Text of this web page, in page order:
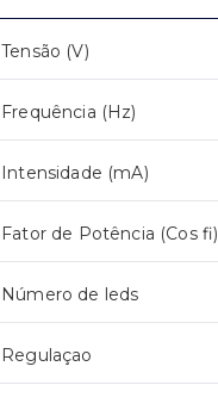
Tensão (V)
Frequência (Hz)
Intensidade (mA)
Fator de Potência (Cos fi)
Número de leds
Regulaçao